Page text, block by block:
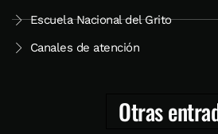
Escuela Nacional del Grito
Canales de atención
Otras